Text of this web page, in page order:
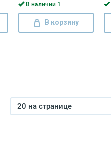
В наличии 1
В корзину
20 на странице